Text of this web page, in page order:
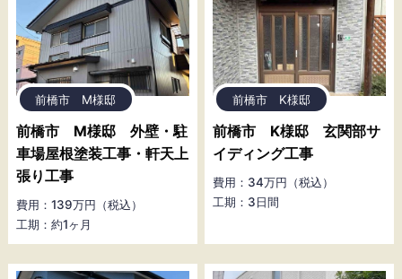
前橋市 M様邸
前橋市 M様邸 外壁・駐
車場屋根塗装工事・軒天上
張り工事
費用：139万円（税込）
工期：約1ヶ月
前橋市 K様邸
前橋市 K様邸 玄関部サ
イディング工事
費用：34万円（税込）
工期：3日間